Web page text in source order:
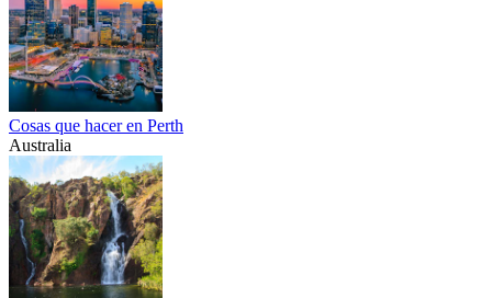
Cosas que hacer en Perth
Australia